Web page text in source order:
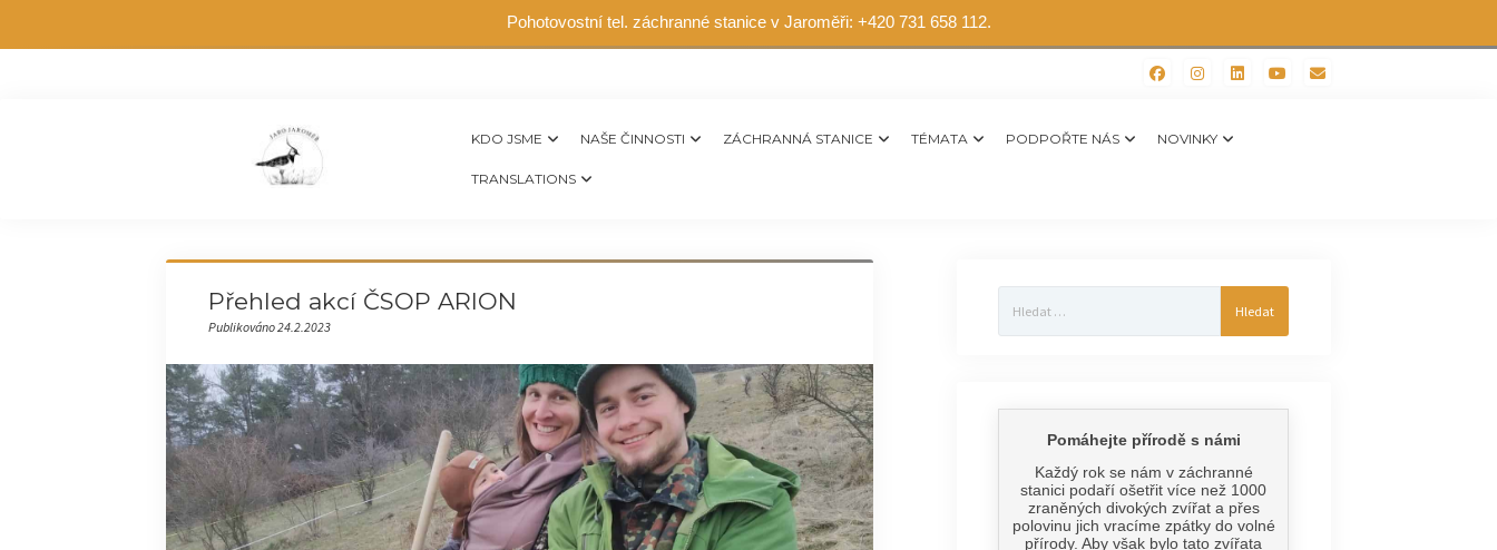
Pohotovostní tel. záchranné stanice v Jaroměři: +420 731 658 112.
KDO JSME NAŠE ČINNOSTI ZÁCHRANNÁ STANICE TÉMATA PODPOŘTE NÁS NOVINKY
TRANSLATIONS
Přehled akcí ČSOP ARION
Publikováno 24.2.2023